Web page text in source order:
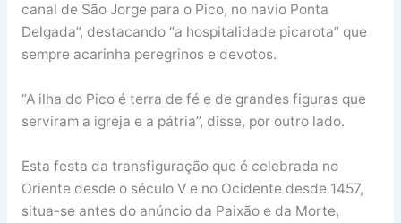
canal de São Jorge para o Pico, no navio Ponta
Delgada”, destacando “a hospitalidade picarota” que
sempre acarinha peregrinos e devotos.
“A ilha do Pico é terra de fé e de grandes figuras que
serviram a igreja e a pátria”, disse, por outro lado.
Esta festa da transfiguração que é celebrada no
Oriente desde o século V e no Ocidente desde 1457,
situa-se antes do anúncio da Paixão e da Morte,